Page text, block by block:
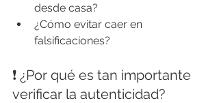
desde casa?
¿Cómo evitar caer en
falsificaciones?
❗ ¿Por qué es tan importante
verificar la autenticidad?